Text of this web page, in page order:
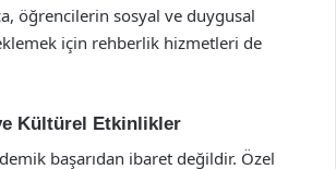
öğrencilerin sosyal ve duygusal
için rehberlik hizmetleri de
Kültürel Etkinlikler
başarıdan ibaret değildir. Özel